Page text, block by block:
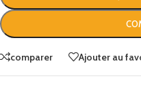
comparer Ajouter au